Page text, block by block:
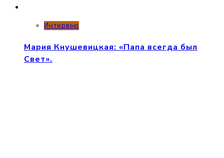
Интервью
Мария Кнушевицкая: «Папа всегда был
Свет».